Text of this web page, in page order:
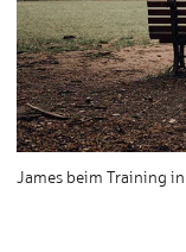
James beim Training